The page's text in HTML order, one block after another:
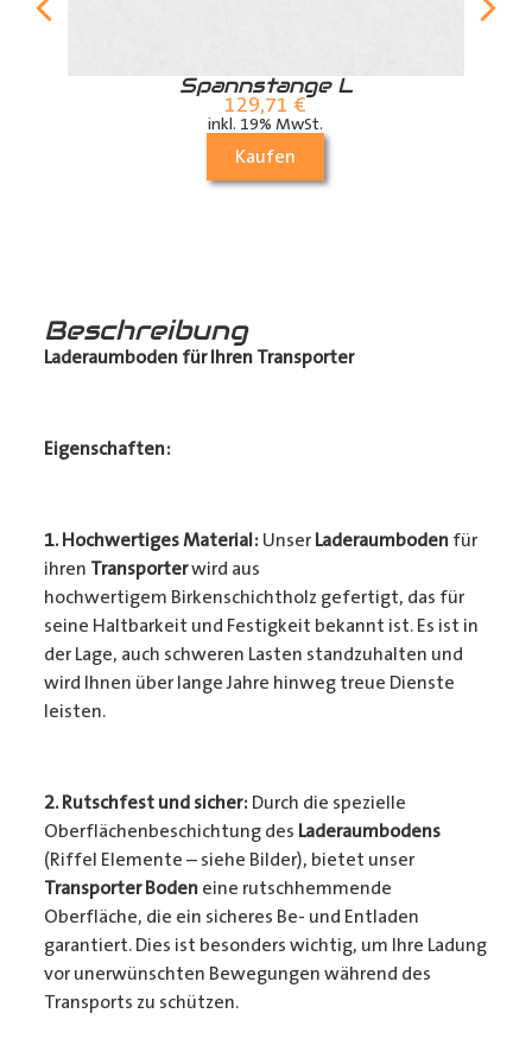
Spannstange L
129,71 €
inkl. 19% MwSt.
Kaufen
Beschreibung
Laderaumboden für Ihren Transporter
Eigenschaften:
1. Hochwertiges Material: Unser Laderaumbodenfür
ihren Transporterwird aus
hochwertigem Birkenschichtholz gefertigt, das für
seine Haltbarkeit und Festigkeit bekannt ist. Es ist in
der Lage, auch schweren Lasten standzuhalten und
wird Ihnen über lange Jahre hinweg treue Dienste
leisten.
2. Rutschfest und sicher: Durch die spezielle
Oberflächenbeschichtung des Laderaumbodens
(Riffel Elemente – siehe Bilder), bietet unser
Transporter Bodeneine rutschhemmende
Oberfläche, die ein sicheres Be- und Entladen
garantiert. Dies ist besonders wichtig, um Ihre Ladung
vor unerwünschten Bewegungen während des
Transports zu schützen.